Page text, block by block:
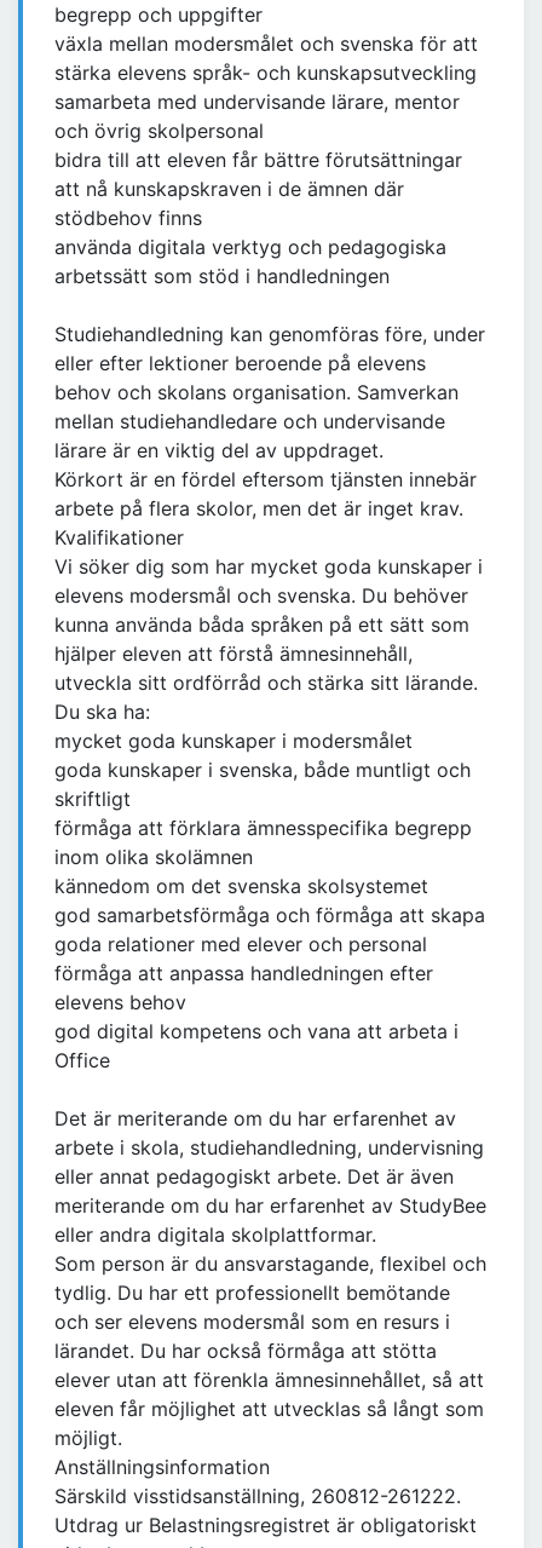
begrepp och uppgifter
växla mellan modersmålet och svenska för att
stärka elevens språk- och kunskapsutveckling
samarbeta med undervisande lärare, mentor
och övrig skolpersonal
bidra till att eleven får bättre förutsättningar
att nå kunskapskraven i de ämnen där
stödbehov finns
använda digitala verktyg och pedagogiska
arbetssätt som stöd i handledningen
Studiehandledning kan genomföras före, under
eller efter lektioner beroende på elevens
behov och skolans organisation. Samverkan
mellan studiehandledare och undervisande
lärare är en viktig del av uppdraget.
Körkort är en fördel eftersom tjänsten innebär
arbete på flera skolor, men det är inget krav.
Kvalifikationer
Vi söker dig som har mycket goda kunskaper i
elevens modersmål och svenska. Du behöver
kunna använda båda språken på ett sätt som
hjälper eleven att förstå ämnesinnehåll,
utveckla sitt ordförråd och stärka sitt lärande.
Du ska ha:
mycket goda kunskaper i modersmålet
goda kunskaper i svenska, både muntligt och
skriftligt
förmåga att förklara ämnesspecifika begrepp
inom olika skolämnen
kännedom om det svenska skolsystemet
god samarbetsförmåga och förmåga att skapa
goda relationer med elever och personal
förmåga att anpassa handledningen efter
elevens behov
god digital kompetens och vana att arbeta i
Office
Det är meriterande om du har erfarenhet av
arbete i skola, studiehandledning, undervisning
eller annat pedagogiskt arbete. Det är även
meriterande om du har erfarenhet av StudyBee
eller andra digitala skolplattformar.
Som person är du ansvarstagande, flexibel och
tydlig. Du har ett professionellt bemötande
och ser elevens modersmål som en resurs i
lärandet. Du har också förmåga att stötta
elever utan att förenkla ämnesinnehållet, så att
eleven får möjlighet att utvecklas så långt som
möjligt.
Anställningsinformation
Särskild visstidsanställning, 260812-261222.
Utdrag ur Belastningsregistret är obligatoriskt